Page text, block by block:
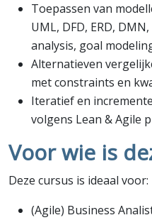
Toepassen van
UML, DFD, ERD,
analysis, goal
Alternatieven
met constraints en
Iteratief en
volgens Lean & Agile
Voor wie is
Deze cursus is ideaal voor:
(Agile) Business